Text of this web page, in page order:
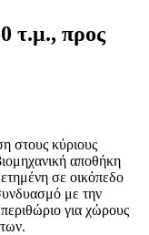
τ.μ., προς
στους κύριους
αποθήκη
σε οικόπεδο
με την
για χώρους